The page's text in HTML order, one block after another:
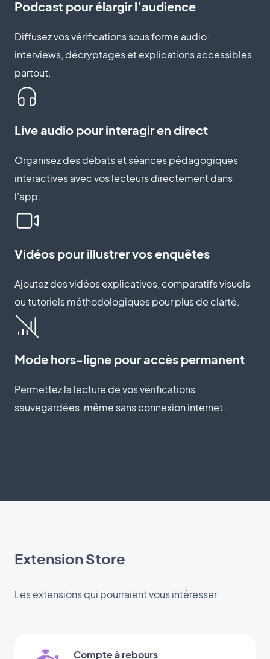
Podcast pour élargir l’audience
Diffusez vos vérifications sous forme audio :
interviews, décryptages et explications accessibles
partout.
Live audio pour interagir en direct
Organisez des débats et séances pédagogiques
interactives avec vos lecteurs directement dans
l’app.
Vidéos pour illustrer vos enquêtes
Ajoutez des vidéos explicatives, comparatifs visuels
ou tutoriels méthodologiques pour plus de clarté.
Mode hors-ligne pour accès permanent
Permettez la lecture de vos vérifications
sauvegardées, même sans connexion internet.
Extension Store
Les extensions qui pourraient vous intéresser
Compte à rebours